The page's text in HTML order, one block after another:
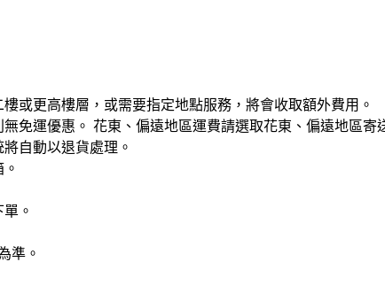
或更高樓層，或需要指定地點服務，將會收取額外費用。
免運優惠。 花東、偏遠地區運費請選取花東、偏遠地區寄
自動以退貨處理。
。
準。